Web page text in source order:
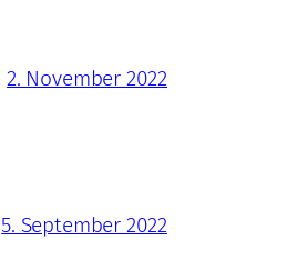
2. November 2022
5. September 2022